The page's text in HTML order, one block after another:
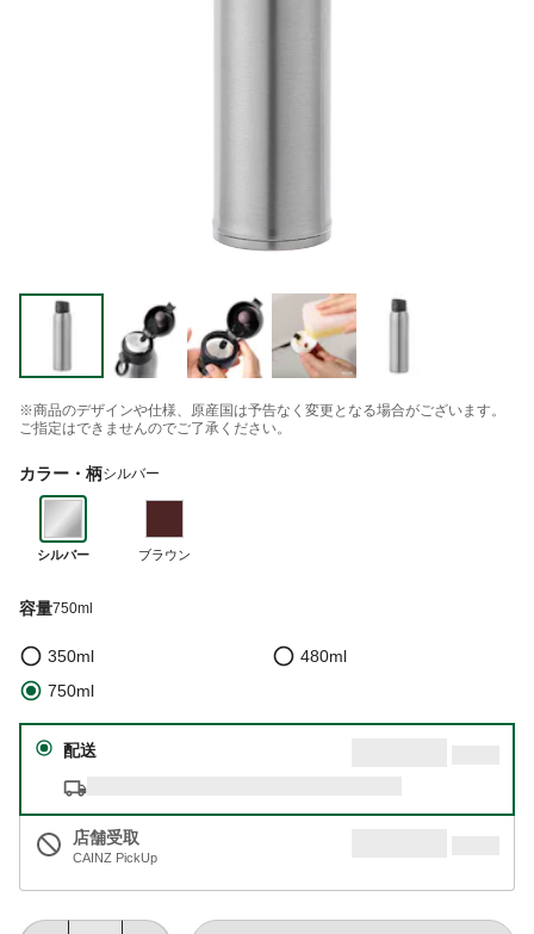
※商品のデザインや仕様、原産国は予告なく変更となる場合がございます。
ご指定はできませんのでご了承ください。
カラー・柄シルバー
シルバー ブラウン
容量750ml
350ml
480ml
750ml
配送
店舗受取
CAINZ PickUp